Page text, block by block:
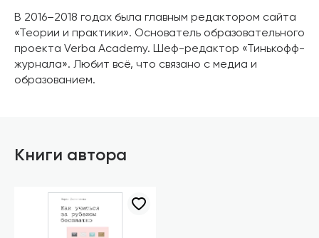
В 2016–2018 годах была главным редактором сайта
«Теории и практики». Основатель образовательного
проекта Verba Academy. Шеф-редактор «Тинькофф-
журнала». Любит всё, что связано с медиа и
образованием.
Книги автора